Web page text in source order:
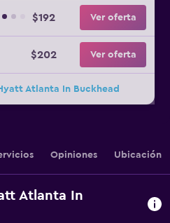
$192 Ver oferta
$202 Ver oferta
Atlanta In Buckhead
Opiniones Ubicación
Atlanta In